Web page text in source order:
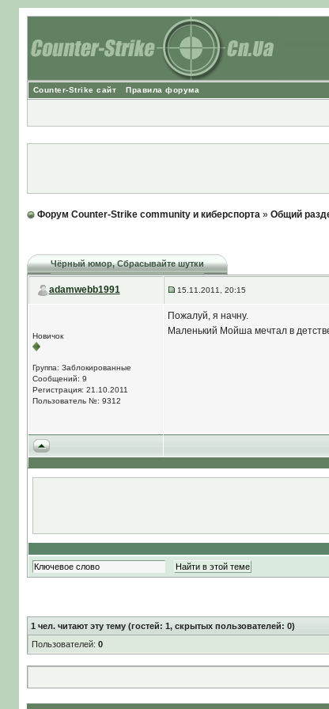
Counter-Strike сайт Правила форума
Форум Counter-Strike community и киберспорта» Общий
Чёрный юмор, Сбрасывайте шутки
adamwebb1991 15.11.2011, 20:15
Новичок
Группа: Заблокированные
Сообщений: 9
Регистрация: 21.10.2011
Пользователь №: 9312
Пожалуй, я начну.
Маленький Мойша мечтал в
1 чел. читают эту тему (гостей: 1, скрытых пользователей: 0)
Пользователей: 0